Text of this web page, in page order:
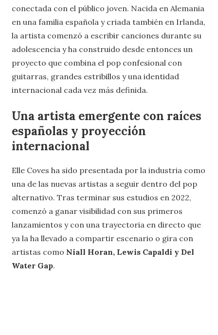
conectada con el público joven. Nacida en Alemania
en una familia española y criada también en Irlanda,
la artista comenzó a escribir canciones durante su
adolescencia y ha construido desde entonces un
proyecto que combina el pop confesional con
guitarras, grandes estribillos y una identidad
internacional cada vez más definida.
Una artista emergente con raíces
españolas y proyección
internacional
Elle Coves ha sido presentada por la industria como
una de las nuevas artistas a seguir dentro del pop
alternativo. Tras terminar sus estudios en 2022,
comenzó a ganar visibilidad con sus primeros
lanzamientos y con una trayectoria en directo que
ya la ha llevado a compartir escenario o gira con
artistas como Niall Horan, Lewis Capaldi y Del
Water Gap.